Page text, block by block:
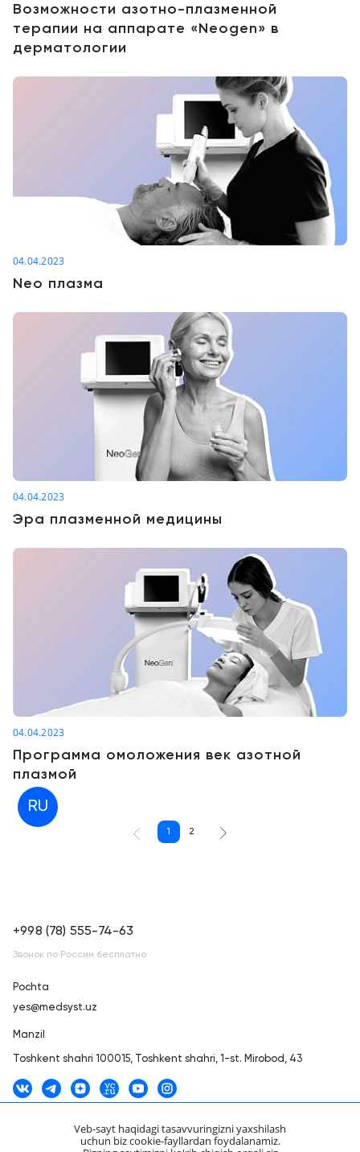
RU
Возможности азотно-плазменной
терапии на аппарате «Neogen» в
дерматологии
04.04.2023
Neo плазма
04.04.2023
Эра плазменной медицины
04.04.2023
Программа омоложения век азотной
плазмой
1 2
+998 (78) 555-74-63
Звонок по России бесплатно
Pochta
yes@medsyst.uz
Manzil
Toshkent shahri 100015, Toshkent shahri, 1-st. Mirobod, 43
Veb-sayt haqidagi tasavvuringizni yaxshilash
uchun biz cookie-fayllardan foydalanamiz.